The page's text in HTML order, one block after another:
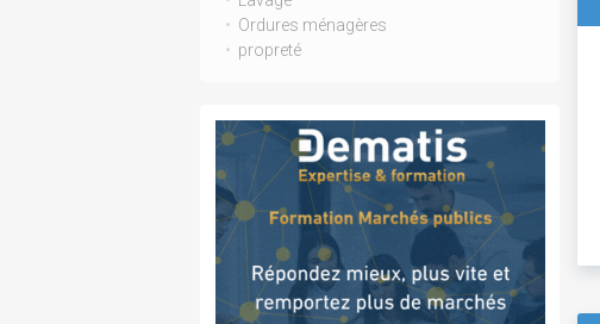
Ordures ménagères
propreté